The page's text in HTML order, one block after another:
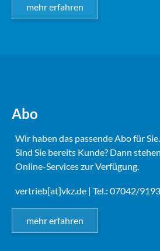
mehr erfahren
Abo
Wir haben das passende Abo für Sie.
Sind Sie bereits Kunde? Dann
Online-Services zur Verfügung.
vertrieb[at]vkz.de | Tel.: 07042/
mehr erfahren